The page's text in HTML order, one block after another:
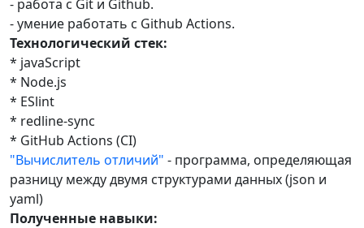
- работа с Git и Github.
- умение работать с Github Actions.
Технологический стек:
* javaScript
* Node.js
* ESlint
* redline-sync
* GitHub Actions (CI)
"Вычислитель отличий" - программа, определяющая
разницу между двумя структурами данных (json и
yaml)
Полученные навыки: